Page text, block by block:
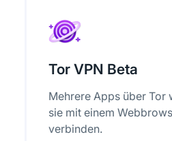
Tor VPN Beta
Mehrere Apps über Tor
sie mit einem
verbinden.